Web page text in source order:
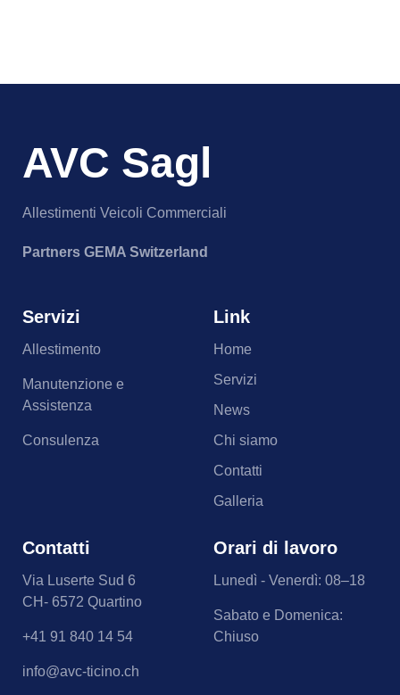
AVC Sagl
Allestimenti Veicoli Commerciali
Partners GEMA Switzerland
Servizi
Allestimento
Manutenzione e
Assistenza
Consulenza
Link
Home
Servizi
News
Chi siamo
Contatti
Galleria
Contatti
Via Luserte Sud 6
CH- 6572 Quartino
+41 91 840 14 54
info@avc-ticino.ch
Orari di lavoro
Lunedì - Venerdì: 08–18
Sabato e Domenica:
Chiuso